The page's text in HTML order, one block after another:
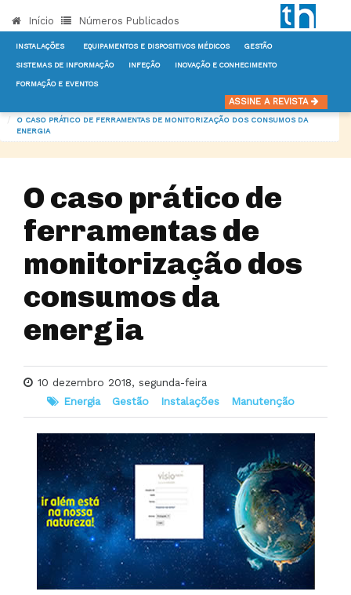
Início Números Publicados
INSTALAÇÕES EQUIPAMENTOS E DISPOSITIVOS MÉDICOS GESTÃO
SISTEMAS DE INFORMAÇÃO INFEÇÃO INOVAÇÃO E CONHECIMENTO
FORMAÇÃO E EVENTOS
ASSINE A REVISTA
O CASO PRÁTICO DE FERRAMENTAS DE MONITORIZAÇÃO DOS CONSUMOS DA
ENERGIA
O caso prático de
ferramentas de
monitorização dos
consumos da
energia
10 dezembro 2018, segunda-feira
Energia
Gestão Instalações Manutenção